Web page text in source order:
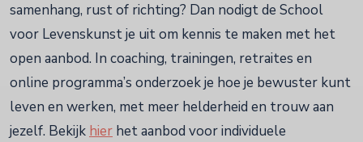
samenhang, rust of richting? Dan nodigt de School
voor Levenskunst je uit om kennis te maken met het
open aanbod. In coaching, trainingen, retraites en
online programma’s onderzoek je hoe je bewuster kunt
leven en werken, met meer helderheid en trouw aan
jezelf. Bekijk hier het aanbod voor individuele